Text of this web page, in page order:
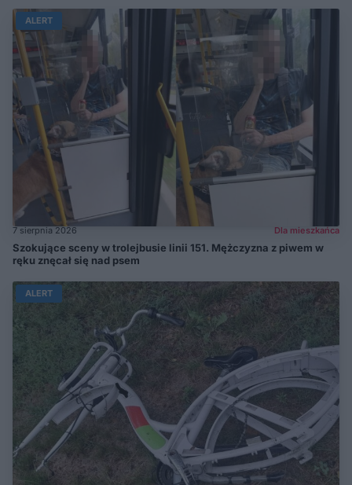
ALERT
7 sierpnia 2026 Dla mieszkańca
Szokujące sceny w trolejbusie linii 151. Mężczyzna z piwem w
ręku znęcał się nad psem
ALERT